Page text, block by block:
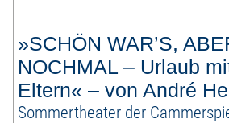
»SCHÖN WAR’S,
NOCHMAL – Urlaub
Eltern« – von André
Sommertheater der